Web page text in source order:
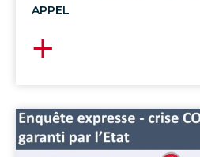
APPEL